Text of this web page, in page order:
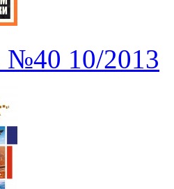
№40 10/2013